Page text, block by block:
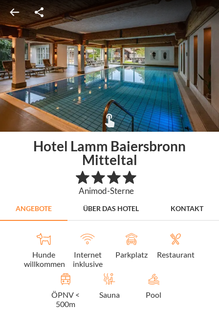
Hotel Lamm Baiersbronn
Mitteltal
Animod-Sterne
ANGEBOTE ÜBER DAS HOTEL KONTAKT
Hunde
willkommen
Internet
inklusive
Parkplatz Restaurant
ÖPNV <
500m
Sauna Pool